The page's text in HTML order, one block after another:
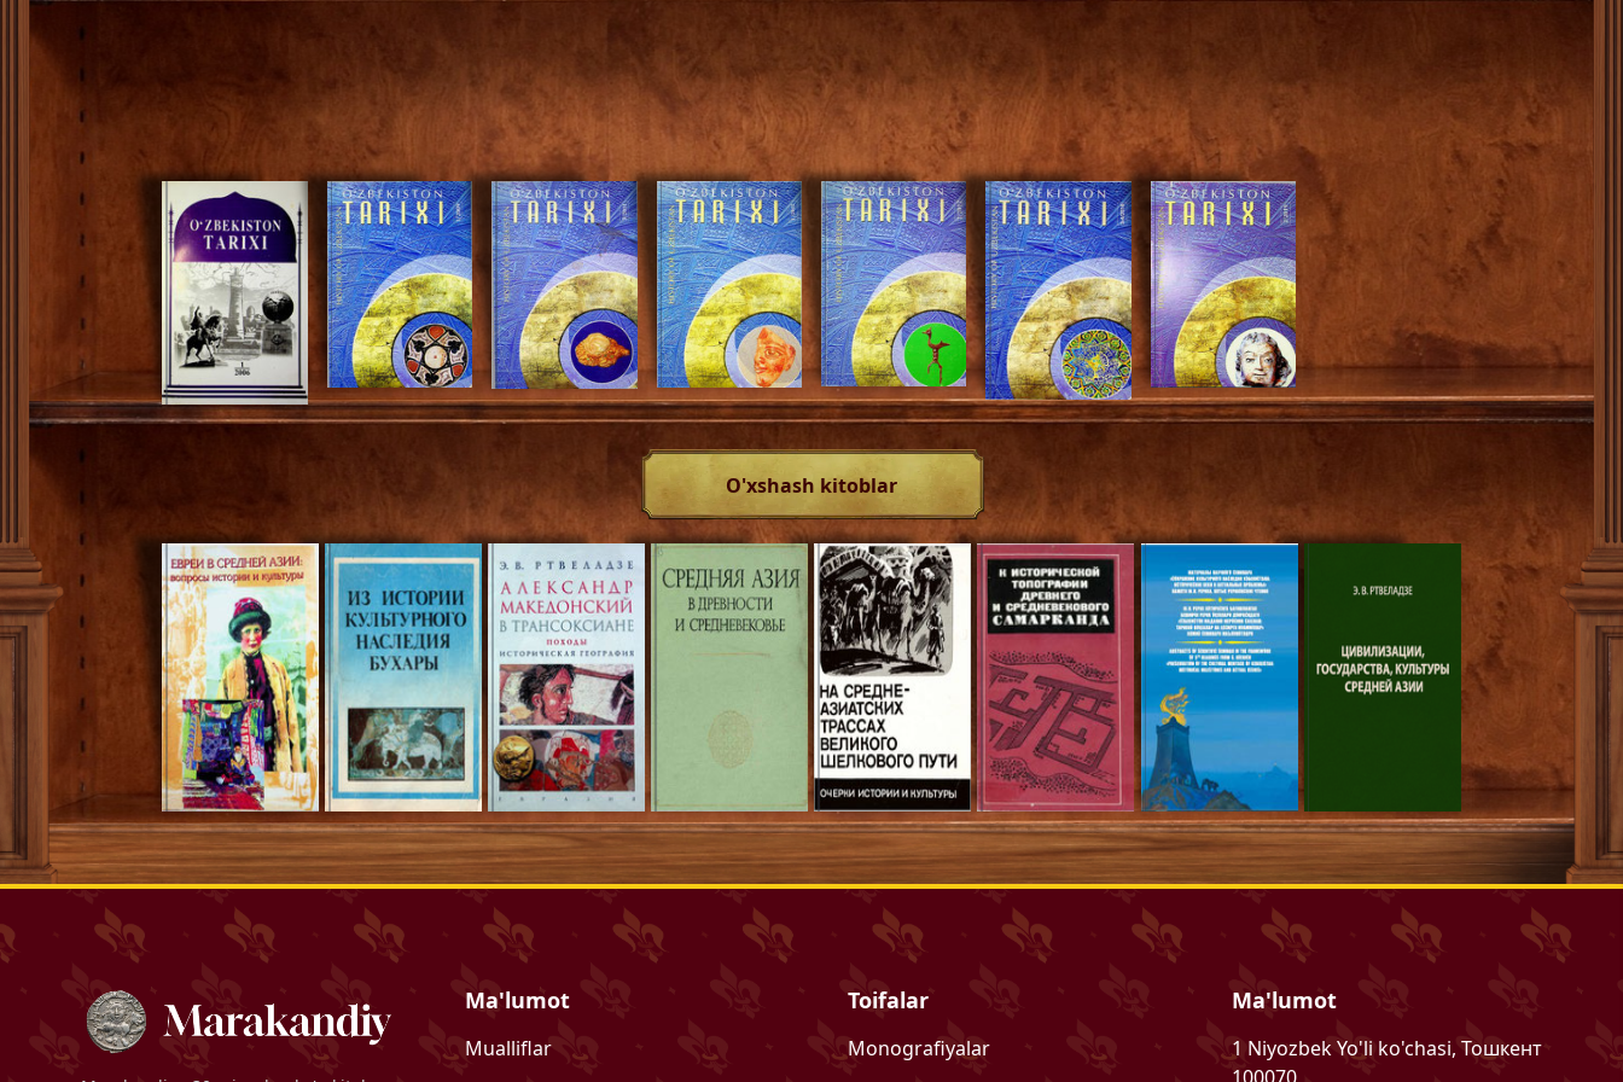
O'xshash kitoblar
Ma'lumot
Mualliflar
Toifalar
Monografiyalar
Ma'lumot
1 Niyozbek Yo'li ko'chasi, Тошкент